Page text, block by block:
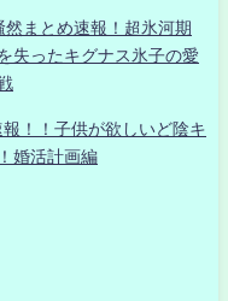
まとめ速報！超氷河期
失ったキグナス氷子の愛
！！子供が欲しいど陰キ
婚活計画編